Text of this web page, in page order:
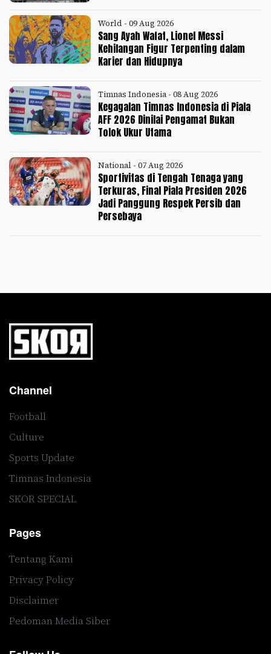
World - 09 Aug 2026
Sang Ayah Wafat, Lionel Messi
Kehilangan Figur Terpenting dalam
Karier dan Hidupnya
Timnas Indonesia - 08 Aug 2026
Kegagalan Timnas Indonesia di Piala
AFF 2026 Dinilai Pengamat Bukan
Tolok Ukur Utama
National - 07 Aug 2026
Sportivitas di Tengah Tenaga yang
Terkuras, Final Piala Presiden 2026
Jadi Panggung Respek Persib dan
Persebaya
Channel
Football
Culture
Sports Update
Timnas Indonesia
SKOR SPECIAL
Pages
Tentang Kami
Privacy Policy
Disclaimer
Pedoman Media Siber